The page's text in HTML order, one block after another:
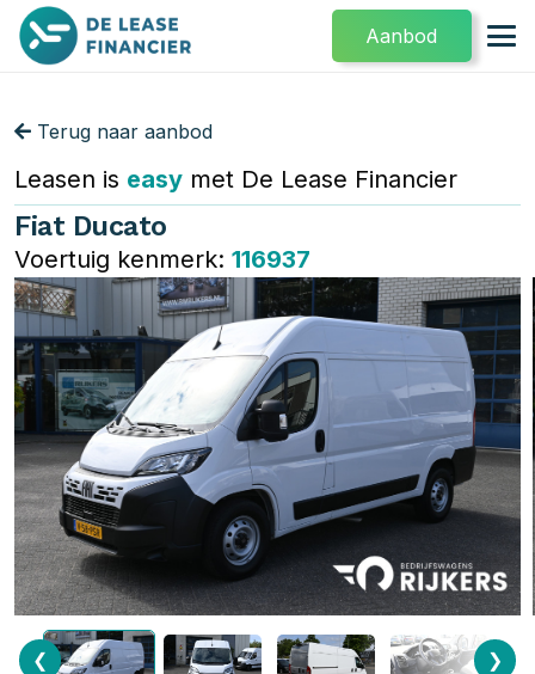
Aanbod
Terug naar aanbod
Leasen is easy met De Lease Financier
Fiat Ducato
Voertuig kenmerk: 116937
❮ ❯